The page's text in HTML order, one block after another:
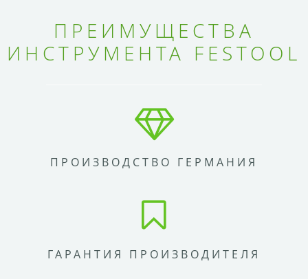
ПРЕИМУЩЕСТВА
ИНСТРУМЕНТА FESTOOL
ПРОИЗВОДСТВО ГЕРМАНИЯ
ГАРАНТИЯ ПРОИЗВОДИТЕЛЯ